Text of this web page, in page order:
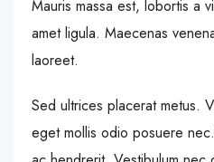
Mauris massa est, lobortis a
amet ligula. Maecenas
laoreet.
Sed ultrices placerat metus.
eget mollis odio posuere